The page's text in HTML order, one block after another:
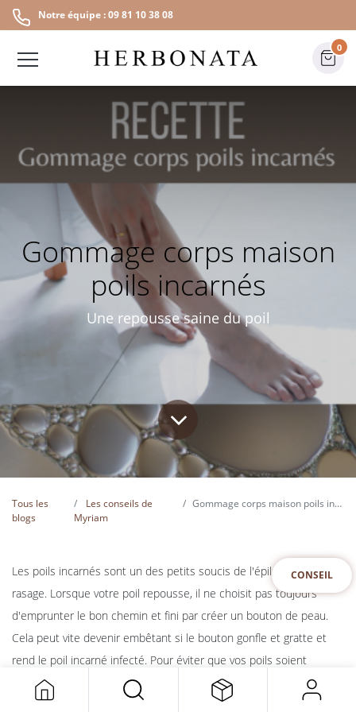
Notre équipe : 09 81 10 38 08
0
CONSEIL
Gommage corps maison
poils incarnés
Une repousse saine du poil
Tous les
blogs
Les conseils de
Myriam
Gommage corps maison poils incarnés
Les poils incarnés sont un des petits soucis de l'épilation et du
rasage. Lorsque votre poil repousse, il ne choisit pas toujours
d'emprunter le bon chemin et fini par créer un bouton de peau.
Cela peut vite devenir embêtant si le bouton gonfle et gratte et
rend le poil incarné infecté. Pour éviter que vos poils soient
incarnés, le gommage est une des meilleurs solutions. Il est
composé d'ingrédients naturels choisis pour leurs propriétés anti-